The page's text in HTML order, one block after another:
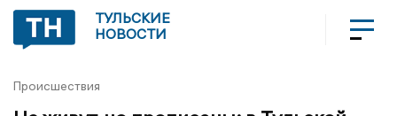
ТУЛЬСКИЕ
НОВОСТИ
Происшествия